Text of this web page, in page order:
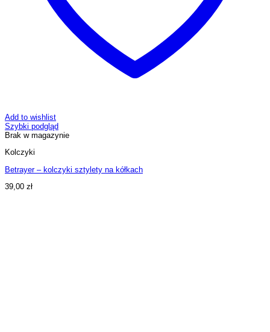
Add to wishlist
Szybki podgląd
Brak w magazynie
Kolczyki
Betrayer – kolczyki sztylety na kółkach
39,00 zł